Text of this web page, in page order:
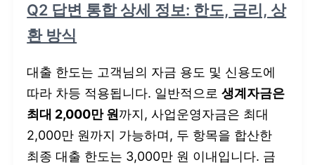
Q2 답변 통합 상세 정보: 한도, 금리, 상
환 방식
대출 한도는 고객님의 자금 용도 및 신용도에
따라 차등 적용됩니다. 일반적으로생계자금은
최대 2,000만 원 까지, 사업운영자금은 최대
2,000만 원까지 가능하며, 두 항목을 합산한
최종 대출 한도는 3,000만 원 이내입니다. 금